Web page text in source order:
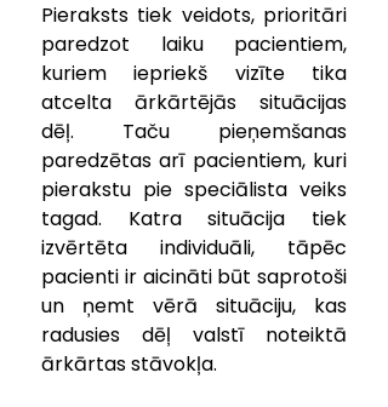
Pieraksts tiek veidots, prioritāri
paredzot laiku pacientiem,
kuriem iepriekš vizīte tika
atcelta ārkārtējās situācijas
dēļ. Taču pieņemšanas
paredzētas arī pacientiem, kuri
pierakstu pie speciālista veiks
tagad. Katra situācija tiek
izvērtēta individuāli, tāpēc
pacienti ir aicināti būt saprotoši
un ņemt vērā situāciju, kas
radusies dēļ valstī noteiktā
ārkārtas stāvokļa.